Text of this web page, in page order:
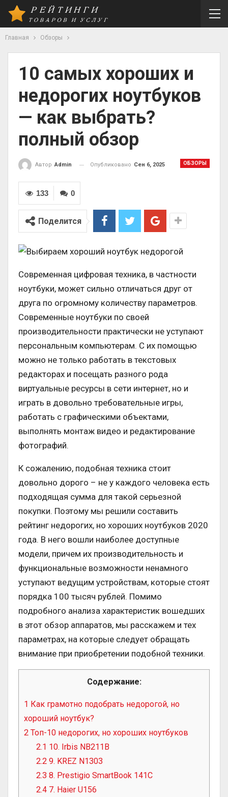
Главная Обзоры
10 самых хороших и
недорогих ноутбуков
— как выбрать?
полный обзор
ОБЗОРЫ
Автор Admin Опубликовано Сен 6, 2025
0
133
Поделится
Современная цифровая техника, в частности
ноутбуки, может сильно отличаться друг от
друга по огромному количеству параметров.
Современные ноутбуки по своей
производительности практически не уступают
персональным компьютерам. С их помощью
можно не только работать в текстовых
редакторах и посещать разного рода
виртуальные ресурсы в сети интернет, но и
играть в довольно требовательные игры,
работать с графическими объектами,
выполнять монтаж видео и редактирование
фотографий.
К сожалению, подобная техника стоит
довольно дорого – не у каждого человека есть
подходящая сумма для такой серьезной
покупки. Поэтому мы решили составить
рейтинг недорогих, но хороших ноутбуков 2020
года. В него вошли наиболее доступные
модели, причем их производительность и
функциональные возможности ненамного
уступают ведущим устройствам, которые стоят
порядка 100 тысяч рублей. Помимо
подробного анализа характеристик вошедших
в этот обзор аппаратов, мы расскажем и тех
параметрах, на которые следует обращать
внимание при приобретении подобной техники.
Содержание:
1 Как грамотно подобрать недорогой, но
хороший ноутбук?
2 Топ-10 недорогих, но хороших ноутбуков
2.1 10. Irbis NB211B
2.2 9. KREZ N1303
2.3 8. Prestigio SmartBook 141C
2.4 7. Haier U156